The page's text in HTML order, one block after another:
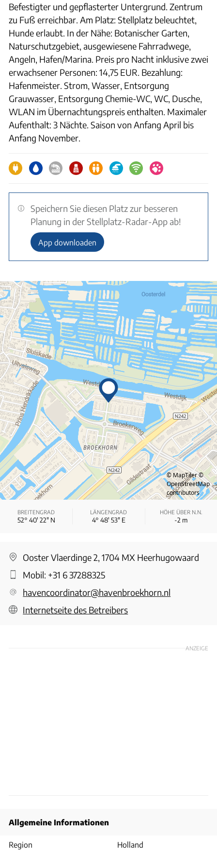
Befestigter und gepflasterter Untergrund. Zentrum
zu Fuß erreichbar. Am Platz: Stellplatz beleuchtet,
Hunde erlaubt. In der Nähe: Botanischer Garten,
Naturschutzgebiet, ausgewiesene Fahrradwege,
Angeln, Hafen/Marina. Preis pro Nacht inklusive zwei
erwachsener Personen: 14,75 EUR. Bezahlung:
Hafenmeister. Strom, Wasser, Entsorgung
Grauwasser, Entsorgung Chemie-WC, WC, Dusche,
WLAN im Übernachtungspreis enthalten. Maximaler
Aufenthalt: 3 Nächte. Saison von Anfang April bis
Anfang November.
Speichern Sie diesen Platz zur besseren
Planung in der Stellplatz-Radar-App ab!
App downloaden
© MapTiler©
OpenStreetMap
contributors
BREITENGRAD
52° 40′ 22″ N
LÄNGENGRAD
4° 48′ 53″ E
HÖHE ÜBER N.N.
-2 m
Ooster Vlaerdinge 2, 1704 MX Heerhugowaard
Mobil: +31 6 37288325
havencoordinator@havenbroekhorn.nl
Internetseite des Betreibers
ANZEIGE
Allgemeine Informationen
Region Holland